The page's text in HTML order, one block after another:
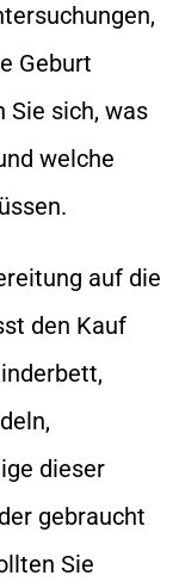
Geburt
Sie sich, was
welche
auf die
den Kauf
dieser
gebraucht
Sie